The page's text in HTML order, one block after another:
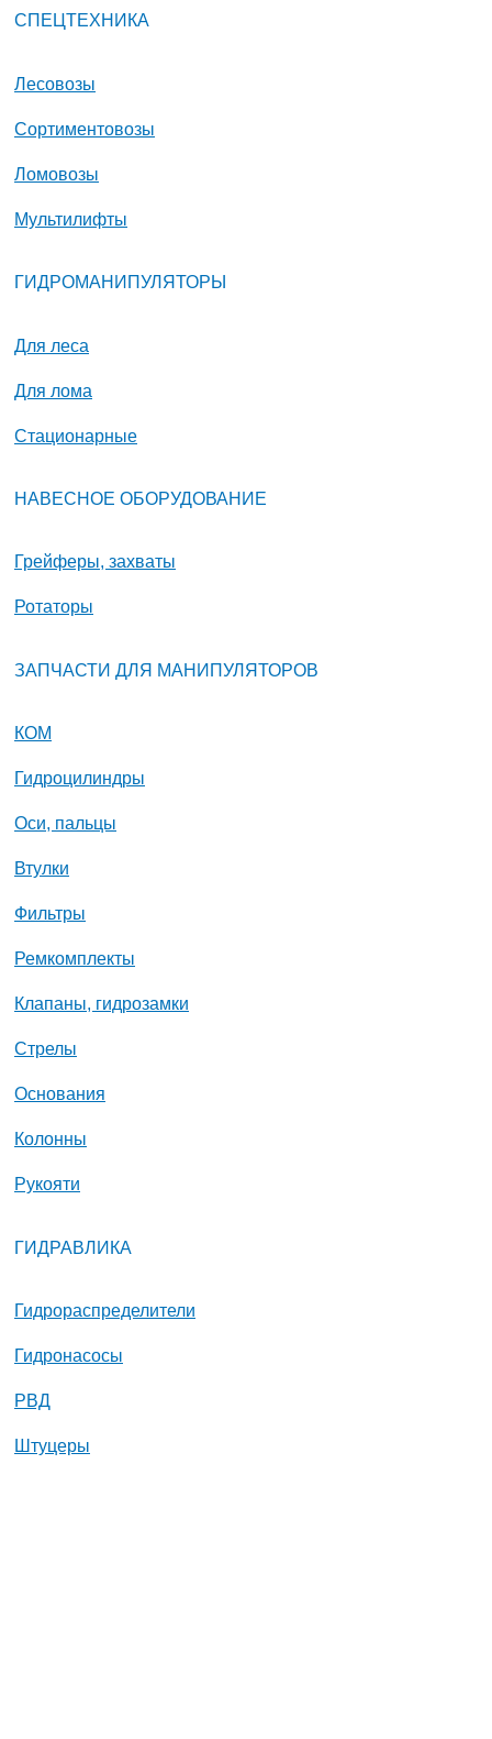
СПЕЦТЕХНИКА
Лесовозы
Сортиментовозы
Ломовозы
Мультилифты
ГИДРОМАНИПУЛЯТОРЫ
Для леса
Для лома
Стационарные
НАВЕСНОЕ ОБОРУДОВАНИЕ
Грейферы, захваты
Ротаторы
ЗАПЧАСТИ ДЛЯ МАНИПУЛЯТОРОВ
КОМ
Гидроцилиндры
Оси, пальцы
Втулки
Фильтры
Ремкомплекты
Клапаны, гидрозамки
Стрелы
Основания
Колонны
Рукояти
ГИДРАВЛИКА
Гидрораспределители
Гидронасосы
РВД
Штуцеры